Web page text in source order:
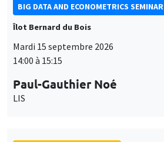
BIG DATA AND ECONOMETRICS SEMINAR
Îlot Bernard du Bois
Mardi 15 septembre 2026
14:00 à 15:15
Paul-Gauthier Noé
LIS